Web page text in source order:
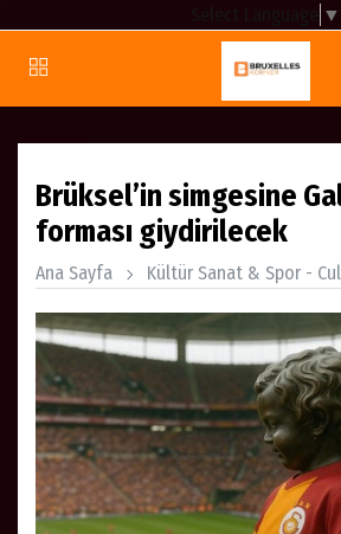
▼
Brüksel’in simgesine
forması giydirilecek
Ana Sayfa Kültür Sanat & Spor -